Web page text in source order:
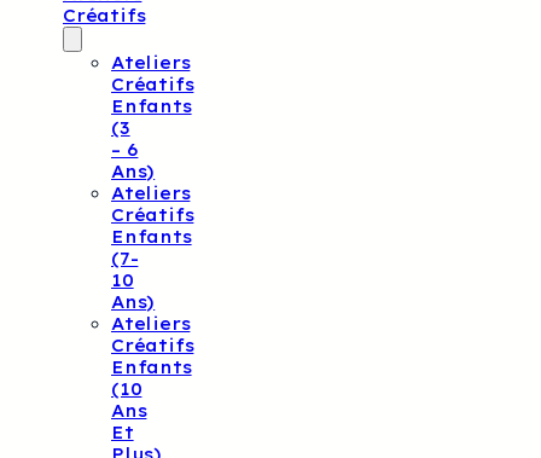
Créatifs
Ateliers
Créatifs
Enfants
(3
– 6
Ans)
Ateliers
Créatifs
Enfants
(7-
10
Ans)
Ateliers
Créatifs
Enfants
(10
Ans
Et